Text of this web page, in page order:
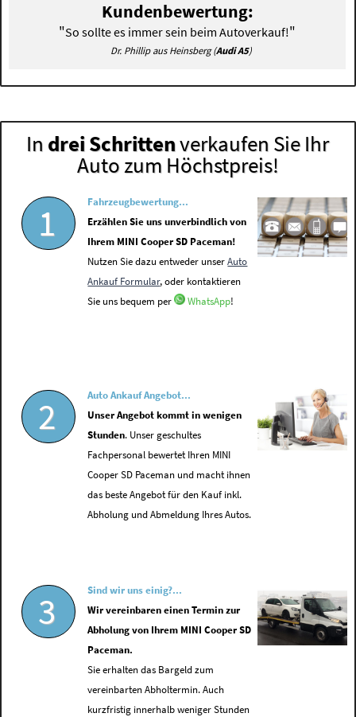
Kundenbewertung:
"So sollte es immer sein beim Autoverkauf!"
Dr. Phillip aus Heinsberg (Audi A5)
In drei Schrittenverkaufen Sie Ihr
Auto zum Höchstpreis!
1
Fahrzeugbewertung...
Erzählen Sie uns unverbindlich von
Ihrem MINI Cooper SD Paceman!
Nutzen Sie dazu entweder unserAuto
Ankauf Formular, oder kontaktieren
Sie uns bequem per
WhatsApp!
2
Auto Ankauf Angebot...
Unser Angebot kommt in wenigen
Stunden. Unser geschultes
Fachpersonal bewertet Ihren MINI
Cooper SD Paceman und macht ihnen
das beste Angebot für den Kauf inkl.
Abholung und Abmeldung Ihres Autos.
3
Sind wir uns einig?...
Wir vereinbaren einen Termin zur
Abholung von Ihrem MINI Cooper SD
Paceman.
Sie erhalten das Bargeld zum
vereinbarten Abholtermin. Auch
kurzfristig innerhalb weniger Stunden